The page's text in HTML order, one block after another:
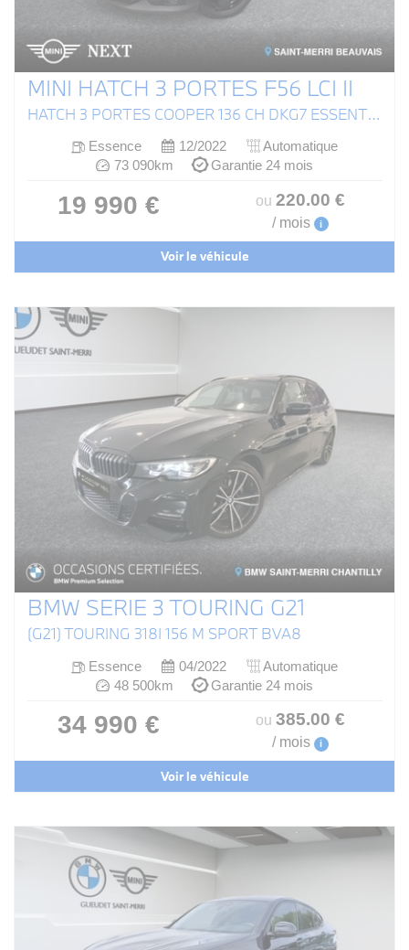
MINI HATCH 3 PORTES F56 LCI II
HATCH 3 PORTES COOPER 136 CH DKG7 ESSENTIAL
Essence 12/2022
Automatique
73 090km
Garantie 24 mois
19 990 € ou 220.00 €
/ mois i
Voir le véhicule
BMW SERIE 3 TOURING G21
(G21) TOURING 318I 156 M SPORT BVA8
Essence 04/2022
Automatique
48 500km
Garantie 24 mois
34 990 € ou 385.00 €
/ mois i
Voir le véhicule